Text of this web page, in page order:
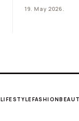
19. May 2026.
LIFESTYLEFASHION